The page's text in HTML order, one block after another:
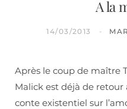
A la
14/03/2013
Après le coup de maître
Malick est déjà de retour
conte existentiel sur